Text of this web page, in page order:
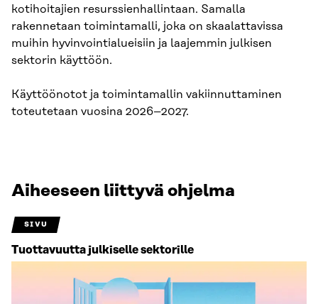
kotihoitajien resurssienhallintaan. Samalla
rakennetaan toimintamalli, joka on skaalattavissa
muihin hyvinvointialueisiin ja laajemmin julkisen
sektorin käyttöön.
Käyttöönotot ja toimintamallin vakiinnuttaminen
toteutetaan vuosina 2026–2027.
Aiheeseen liittyvä ohjelma
SIVU
Tuottavuutta julkiselle sektorille